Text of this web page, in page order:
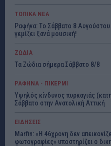
ΤΟΠΙΚΑ ΝΕΑ
Ραφήνα: Το Σάββατο 8 Αυγούστου
γεμίζει ξανά μουσική!
ΖΩΔΙΑ
Τα Ζώδια σήμερα Σάββατο 8/8
ΡΑΦΗΝΑ - ΠΙΚΕΡΜΙ
Υψηλός κίνδυνος πυρκαγιάς
Σάββατο στην Ανατολική Αττική
ΕΙΔΗΣΕΙΣ
Marfin: «Η 46χρονη δεν
φωτογραφίες» υποστηρίζει ο